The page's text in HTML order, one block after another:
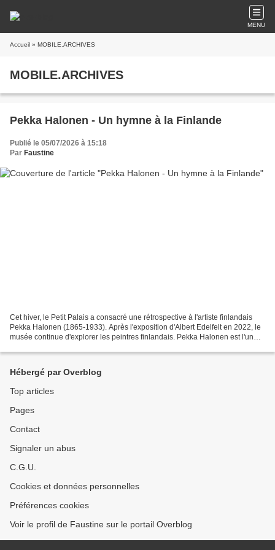
MENU
Accueil » MOBILE.ARCHIVES
MOBILE.ARCHIVES
Pekka Halonen - Un hymne à la Finlande
Publié le 05/07/2026 à 15:18
Par Faustine
Cet hiver, le Petit Palais a consacré une rétrospective à l'artiste finlandais
Pekka Halonen (1865-1933). Après l'exposition d'Albert Edelfelt en 2022, le
musée continue d'explorer les peintres finlandais. Pekka Halonen est l'un
Hébergé par Overblog
Top articles
Pages
Contact
Signaler un abus
C.G.U.
Cookies et données personnelles
Préférences cookies
Voir le profil de Faustine sur le portail Overblog